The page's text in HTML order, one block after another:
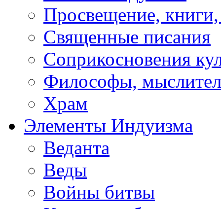
Просвещение, книги,
Священные писания
Соприкосновения
Философы,
Храм
Элементы Индуизма
Веданта
Веды
Войны битвы